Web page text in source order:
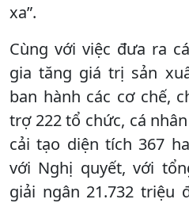
xa”.
Cùng với việc đưa ra
gia tăng giá trị sản
ban hành các cơ chế,
trợ 222 tổ chức, cá
cải tạo diện tích 367
với Nghị quyết, với
giải ngân 21.732 triệu